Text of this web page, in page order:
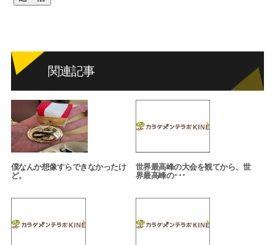
関連記事
僕なんか想像すらできなかったけ
ど。
世界最高峰の大会を観てから、世
界最高峰の･･･